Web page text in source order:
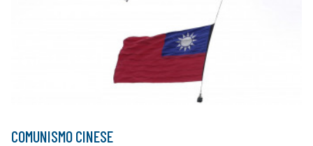
COMUNISMO CINESE